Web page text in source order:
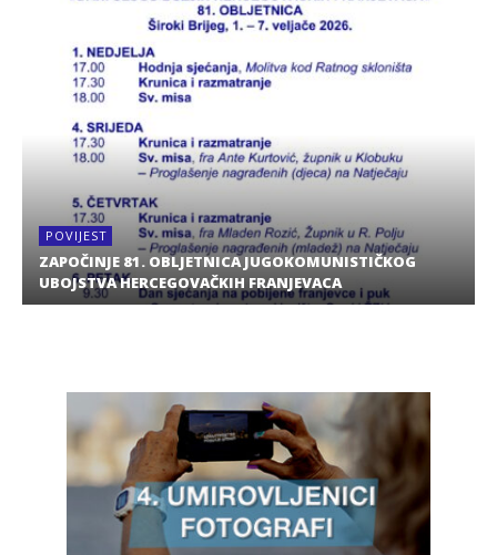
POVIJEST
ZAPOČINJE 81. OBLJETNICA JUGOKOMUNISTIČKOG
UBOJSTVA HERCEGOVAČKIH FRANJEVACA